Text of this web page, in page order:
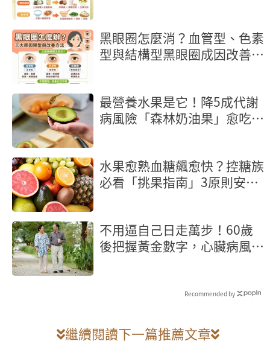
黑眼圈怎麼消？血管型、色素
型與結構型黑眼圈成因改善方
最營養水果是它！降5成代謝
病風險「森林奶油果」愈吃愈
水果愈熟血糖飆愈快？控糖族
必看「挑果指南」3原則安心
不用逼自己日走萬步！60歲
後把握黃金數字，心臟病風險
Recommended by
繼續閱讀下一篇推薦文章